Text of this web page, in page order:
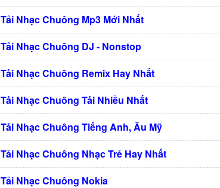
Tải Nhạc Chuông Mp3 Mới Nhất
Tải Nhạc Chuông DJ - Nonstop
Tải Nhạc Chuông Remix Hay Nhất
Tải Nhạc Chuông Tải Nhiều Nhất
Tải Nhạc Chuông Tiếng Anh, Âu Mỹ
Tải Nhạc Chuông Nhạc Trẻ Hay Nhất
Tải Nhạc Chuông Nokia